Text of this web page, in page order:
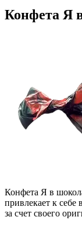
Конфета Я
Конфета Я в
привлекает к себе
за счет своего